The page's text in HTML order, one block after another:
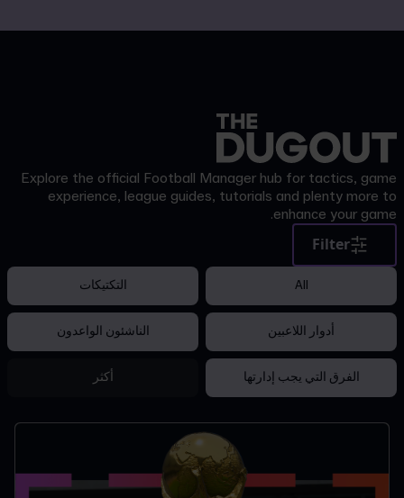
Explore the official Football Manager hub for tactics, game
experience, league guides, tutorials and plenty more to
enhance your game.
Filter
All التكتيكات
أدوار اللاعبين الناشئون الواعدون
الفرق التي يجب إدارتها أكثر